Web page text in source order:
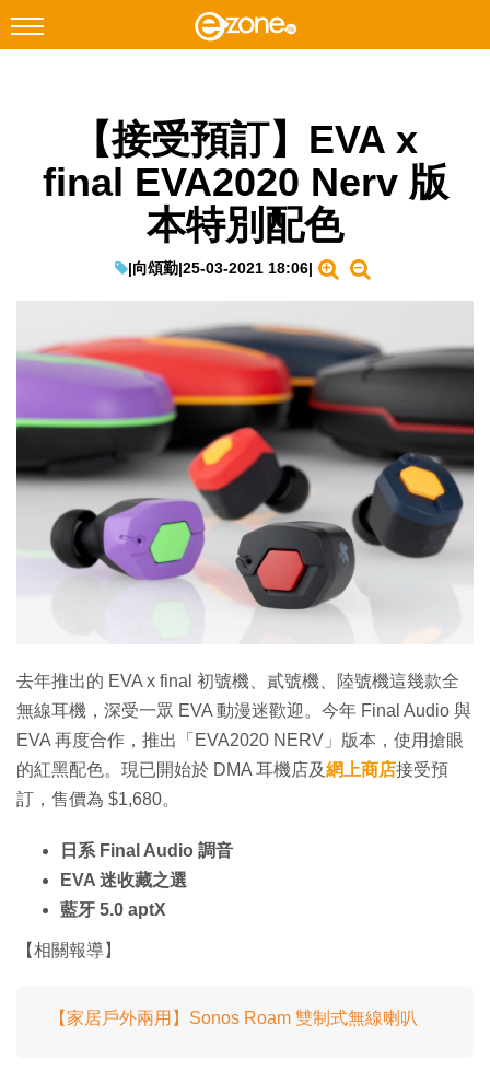
Instagram
科技焦點
EduTech
生成式AI與雲端應用
Enterprise Digital Transformation
【接受預訂】EVA x
final EVA2020 Nerv 版
本特別配色
|向頌勤|25-03-2021 18:06|
去年推出的 EVA x final 初號機、貳號機、陸號機這幾款全
無線耳機，深受一眾 EVA 動漫迷歡迎。今年 Final Audio 與
EVA 再度合作，推出「EVA2020 NERV」版本，使用搶眼
的紅黑配色。現已開始於 DMA 耳機店及網上商店接受預
訂，售價為 $1,680。
日系 Final Audio 調音
EVA 迷收藏之選
藍牙 5.0 aptX
【相關報導】
【家居戶外兩用】Sonos Roam 雙制式無線喇叭